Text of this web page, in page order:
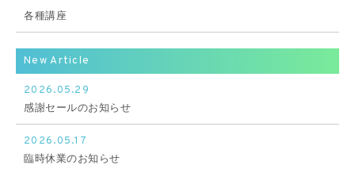
各種講座
New Article
2026.05.29
感謝セールのお知らせ
2026.05.17
臨時休業のお知らせ